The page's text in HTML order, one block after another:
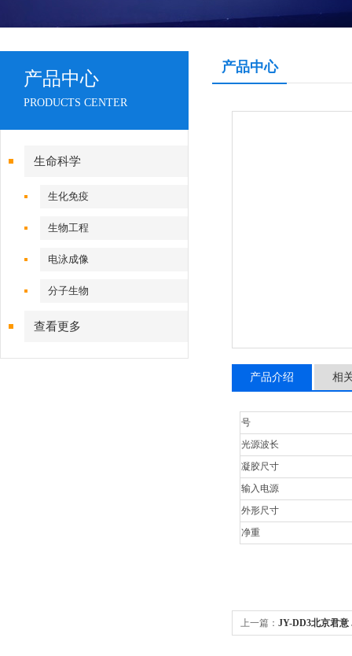
产品中心
PRODUCTS CENTER
生命科学
生化免疫
生物工程
电泳成像
分子生物
查看更多
产品中心
产品介绍 相
号
光源波长
凝胶尺寸
输入电源
外形尺寸
净重
上一篇： JY-DD3北京君意